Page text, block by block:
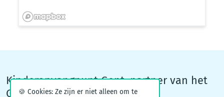
Kinderopvangpunt Gent, partner van het
Groeiteam
🍪 Cookies: Ze zijn er niet alleen om te